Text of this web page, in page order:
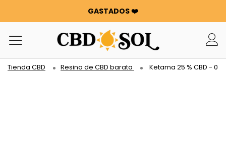
GASTADOS ❤️
WATERMELON ¡CBD A PARTIR DE 0,30 €/g 🍉!
LOS PEDIDOS SE HAN DUPLICADO ✨
100 G DE FLORES O RESINAS DE REGALO POR CADA 100 €
GASTADOS ❤️
WATERMELON ¡CBD A PARTIR DE 0,30 €/g 🍉!
Tienda CBD Resina de CBD barata Ketama 25 % CBD - 0 %